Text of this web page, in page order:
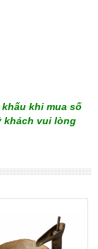
khi mua số
khách vui lòng